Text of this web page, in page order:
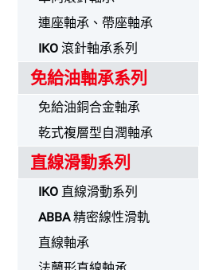
連座軸承、帶座軸承
IKO 滾針軸承系列
免給油軸承系列
免給油銅合金軸承
乾式複層型自潤軸承
直線滑動系列
IKO 直線滑動系列
ABBA精密線性滑軌
直線軸承